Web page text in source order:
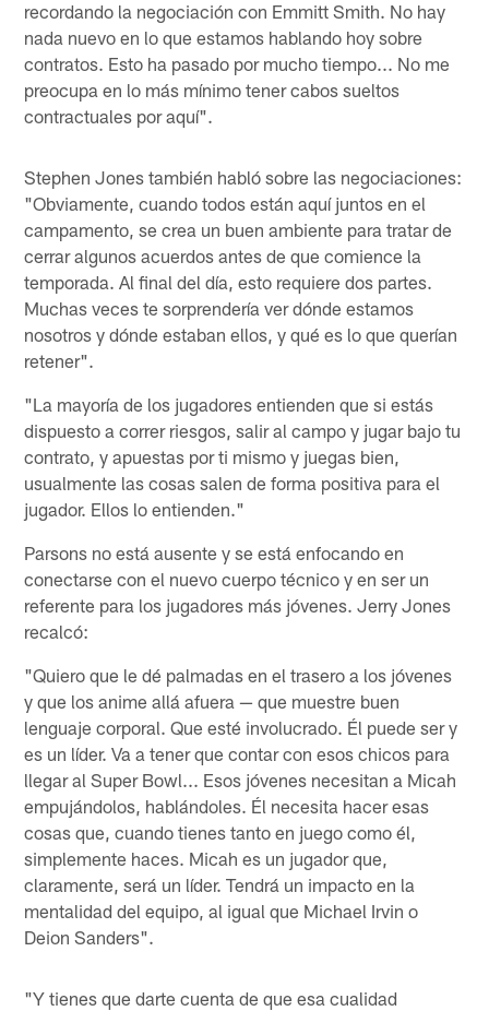
recordando la negociación con Emmitt Smith. No hay
nada nuevo en lo que estamos hablando hoy sobre
contratos. Esto ha pasado por mucho tiempo... No me
preocupa en lo más mínimo tener cabos sueltos
contractuales por aquí".
Stephen Jones también habló sobre las negociaciones:
"Obviamente, cuando todos están aquí juntos en el
campamento, se crea un buen ambiente para tratar de
cerrar algunos acuerdos antes de que comience la
temporada. Al final del día, esto requiere dos partes.
Muchas veces te sorprendería ver dónde estamos
nosotros y dónde estaban ellos, y qué es lo que querían
retener".
"La mayoría de los jugadores entienden que si estás
dispuesto a correr riesgos, salir al campo y jugar bajo tu
contrato, y apuestas por ti mismo y juegas bien,
usualmente las cosas salen de forma positiva para el
jugador. Ellos lo entienden."
Parsons no está ausente y se está enfocando en
conectarse con el nuevo cuerpo técnico y en ser un
referente para los jugadores más jóvenes. Jerry Jones
recalcó:
"Quiero que le dé palmadas en el trasero a los jóvenes
y que los anime allá afuera — que muestre buen
lenguaje corporal. Que esté involucrado. Él puede ser y
es un líder. Va a tener que contar con esos chicos para
llegar al Super Bowl... Esos jóvenes necesitan a Micah
empujándolos, hablándoles. Él necesita hacer esas
cosas que, cuando tienes tanto en juego como él,
simplemente haces. Micah es un jugador que,
claramente, será un líder. Tendrá un impacto en la
mentalidad del equipo, al igual que Michael Irvin o
Deion Sanders".
"Y tienes que darte cuenta de que esa cualidad